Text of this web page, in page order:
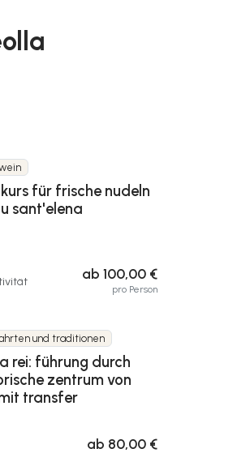
für frische nudeln
sant'elena
ab 100,00 €
pro Person
und traditionen
rei: führung durch
zentrum von
transfer
ab 80,00 €